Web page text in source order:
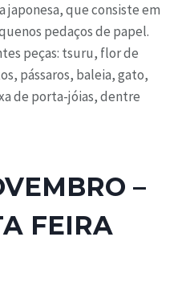
que consiste em
pedaços de papel.
peças: tsuru, flor de
pássaros, baleia, gato,
de porta-jóias, dentre
–
FEIRA